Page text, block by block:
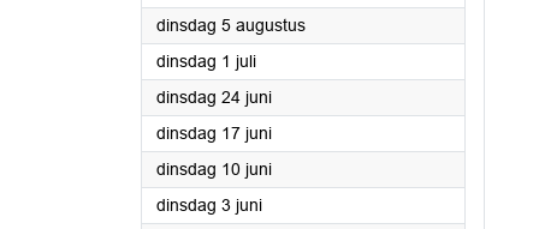
dinsdag 5 augustus2025
dinsdag 1 juli2025
dinsdag 24 juni2025
dinsdag 17 juni2025
dinsdag 10 juni2025
dinsdag 3 juni2025